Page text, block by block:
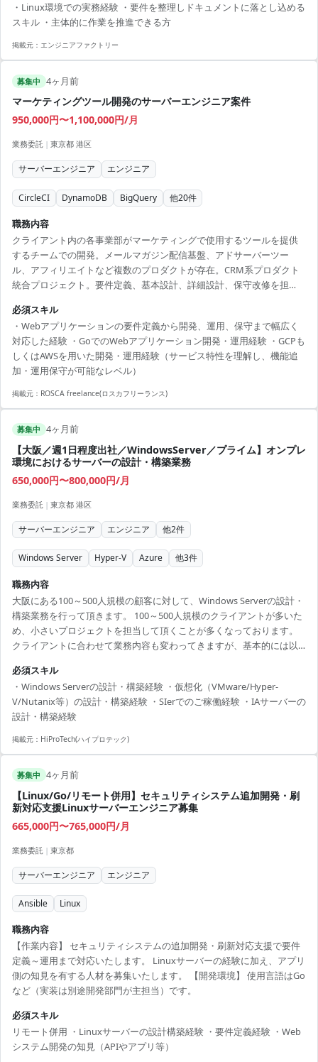
・Linux環境での実務経験 ・要件を整理しドキュメントに落とし込める
スキル ・主体的に作業を推進できる方
掲載元： エンジニアファクトリー
募集中 4ヶ月前
マーケティングツール開発のサーバーエンジニア案件
950,000円〜1,100,000円/月
業務委託 | 東京都 港区
サーバーエンジニア エンジニア
CircleCI DynamoDB BigQuery 他20件
職務内容
クライアント内の各事業部がマーケティングで使用するツールを提供
するチームでの開発。メールマガジン配信基盤、アドサーバーツー
ル、アフィリエイトなど複数のプロダクトが存在。CRM系プロダクト
統合プロジェクト。要件定義、基本設計、詳細設計、保守改修を担
必須スキル
・Webアプリケーションの要件定義から開発、運用、保守まで幅広く
対応した経験 ・GoでのWebアプリケーション開発・運用経験 ・GCPも
しくはAWSを用いた開発・運用経験（サービス特性を理解し、機能追
加・運用保守が可能なレベル）
掲載元： ROSCA freelance(ロスカフリーランス)
募集中 4ヶ月前
【大阪／週1日程度出社／WindowsServer／プライム】オンプレ
環境におけるサーバーの設計・構築業務
650,000円〜800,000円/月
業務委託 | 東京都 港区
サーバーエンジニア エンジニア 他2件
Windows Server Hyper-V Azure 他3件
職務内容
大阪にある100～500人規模の顧客に対して、Windows Serverの設計・
構築業務を行って頂きます。 100～500人規模のクライアントが多いた
め、小さいプロジェクトを担当して頂くことが多くなっております。
クライアントに合わせて業務内容も変わってきますが、基本的には以
計・構築（Windows Server） ・仮想化（VMware/Hyper-V/Nutanix
等）を用いた仮想化環境の設計・構築 ・IAサーバー、ストレージなど
のHWの設計・構築
必須スキル
・Windows Serverの設計・構築経験 ・仮想化（VMware/Hyper-
V/Nutanix等）の設計・構築経験 ・SIerでのご稼働経験 ・IAサーバーの
設計・構築経験
掲載元： HiProTech(ハイプロテック)
募集中 4ヶ月前
【Linux/Go/リモート併用】セキュリティシステム追加開発・刷
新対応支援Linuxサーバーエンジニア募集
665,000円〜765,000円/月
業務委託 | 東京都
サーバーエンジニア エンジニア
Ansible Linux
職務内容
【作業内容】 セキュリティシステムの追加開発・刷新対応支援で要件
定義～運用まで対応いたします。 Linuxサーバーの経験に加え、アプリ
側の知見を有する人材を募集いたします。 【開発環境】 使用言語はGo
など（実装は別途開発部門が主担当）です。
必須スキル
リモート併用 ・Linuxサーバーの設計構築経験 ・要件定義経験 ・Web
システム開発の知見（APIやアプリ等）